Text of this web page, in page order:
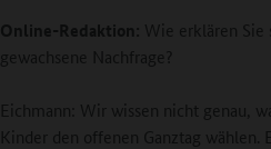
Online-Redaktion: Wie erklären Sie
gewachsene Nachfrage?
Eichmann: Wir wissen nicht genau,
Kinder den offenen Ganztag wählen.